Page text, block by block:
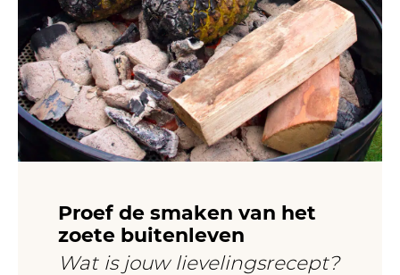
Proef de smaken van het
zoete buitenleven
Wat is jouw lievelingsrecept?